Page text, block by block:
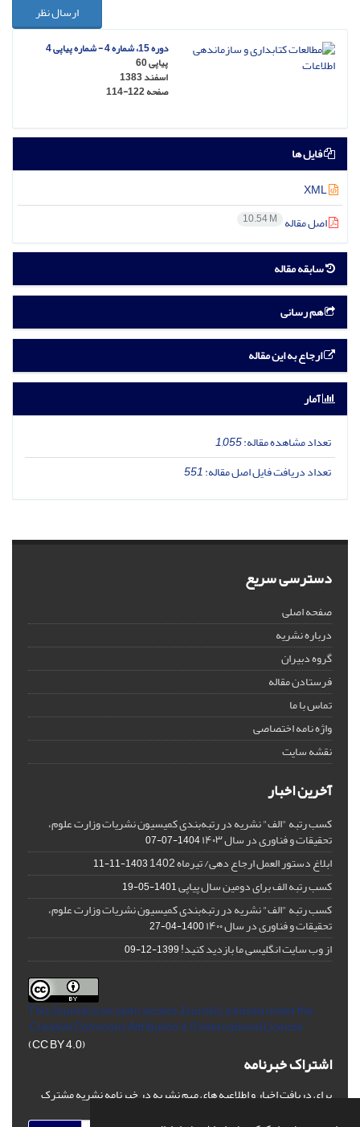
ارسال نظر
دوره 15، شماره 4 - شماره پیاپی 4
پیاپی 60
اسفند 1383
صفحه114-122
فایل ها
اصل مقاله 10.54 M
سابقه مقاله
هم رسانی
ارجاع به این مقاله
آمار
تعداد مشاهده مقاله:1,055
تعداد دریافت فایل اصل مقاله:551
دسترسی سریع
صفحه اصلی
درباره نشریه
گروه دبیران
فرستادن مقاله
تماس با ما
واژه نامه اختصاصی
نقشه سایت
آخرین اخبار
کسب رتبه "الف" نشریه در رتبه‌بندی کمیسیون نشریات وزارت علوم،
تحقیقات و فناوری در سال ۱۴۰۳ 1404-07-07
ابلاغ دستور العمل ارجاع دهی/ تیرماه 1402 1403-11-11
کسب رتبه الف برای دومین سال پیاپی1401-05-19
کسب رتبه "الف" نشریه در رتبه‌بندی کمیسیون نشریات وزارت علوم،
تحقیقات و فناوری در سال ۱۴۰۰ 1400-04-27
از وب سایت انگلیسی ما بازدید کنید!1399-12-09
This Journal is an open access Journal Licensedunder the
Creative Commons Attribution 4.0 International License
(CC BY 4.0)
اشتراک خبرنامه
برای دریافت اخبار و اطلاعیه های مهم نشریه در خبرنامه نشریه مشترک